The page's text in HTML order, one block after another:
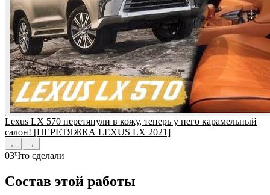
Lexus LX 570 перетянули в кожу, теперь у него карамельный
салон! [ПЕРЕТЯЖКА LEXUS LX 2021]
← →
03Что сделали
Состав этой работы